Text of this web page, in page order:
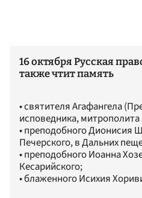
16 октября Русская
также чтит память
• святителя Агафангела
исповедника,
• преподобного Дионисия
Печерского, в Дальних
• преподобного Иоанна
Кесарийского;
• блаженного Исихия